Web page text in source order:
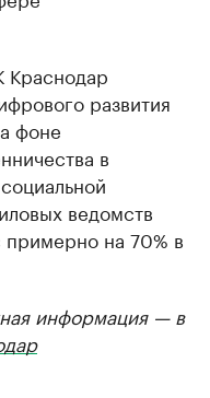
Краснодар
развития
фоне
в
ведомств
на 70% в
информация — в